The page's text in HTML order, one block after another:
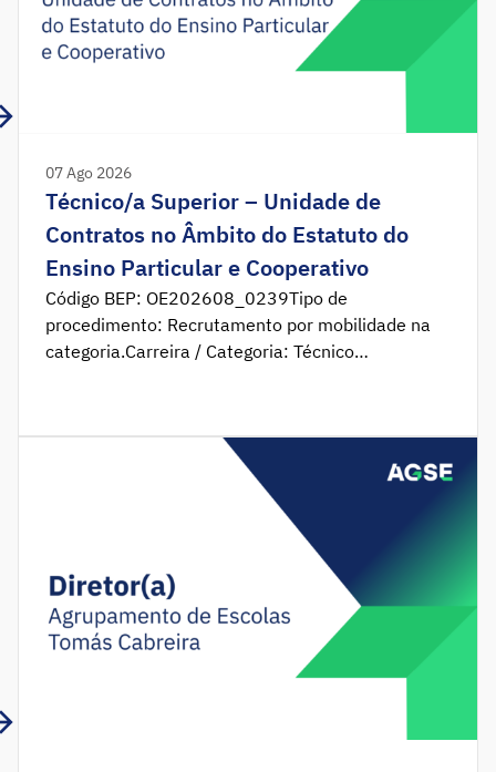
07 Ago 2026
Técnico/a Superior – Unidade de
Contratos no Âmbito do Estatuto do
Ensino Particular e Cooperativo
Código BEP: OE202608_0239Tipo de
procedimento: Recrutamento por mobilidade na
categoria.Carreira / Categoria: Técnico
Economia, Gestão, Matemática. N.º de postos de
trabalho: 1Período de candidatura: 07 de agosto a
21 de agosto de 2026. Enquadramento A
Agência para a Gestão do Sistema Educativo, I. P.